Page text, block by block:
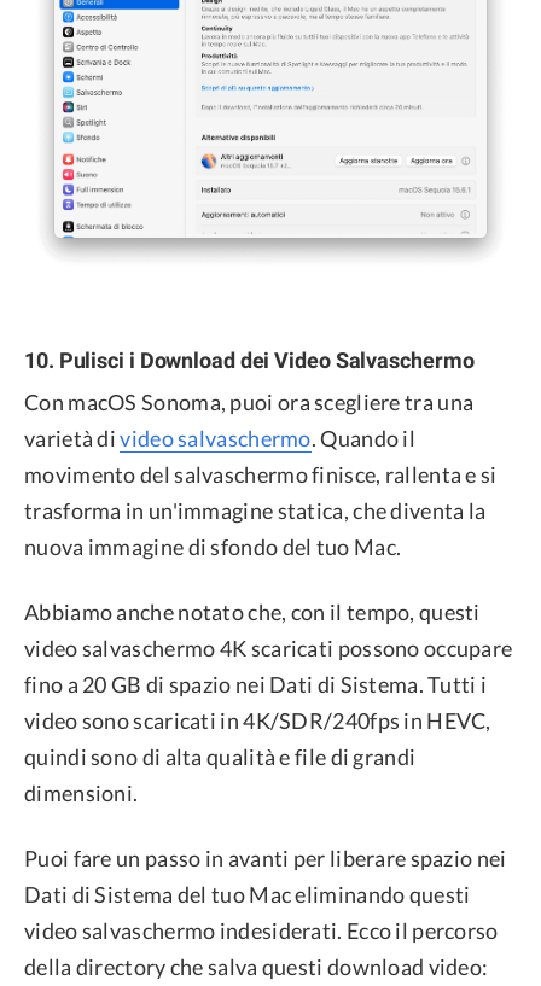
10. Pulisci i Download dei Video Salvaschermo
Con macOS Sonoma, puoi ora scegliere tra una
varietà divideo salvaschermo. Quando il
movimento del salvaschermo finisce, rallenta e si
trasforma in un'immagine statica, che diventa la
nuova immagine di sfondo del tuo Mac.
Abbiamo anche notato che, con il tempo, questi
video salvaschermo 4K scaricati possono occupare
fino a 20 GB di spazio nei Dati di Sistema. Tutti i
video sono scaricati in 4K/SDR/240fps in HEVC,
quindi sono di alta qualità e file di grandi
dimensioni.
Puoi fare un passo in avanti per liberare spazio nei
Dati di Sistema del tuo Mac eliminando questi
video salvaschermo indesiderati. Ecco il percorso
della directory che salva questi download video: